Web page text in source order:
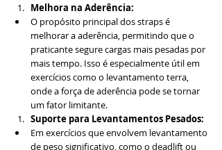
Melhora na Aderência:
O propósito principal dos straps é
melhorar a aderência, permitindo que o
praticante segure cargas mais pesadas por
mais tempo. Isso é especialmente útil em
exercícios como o levantamento terra,
onde a força de aderência pode se tornar
um fator limitante.
Suporte para Levantamentos Pesados:
Em exercícios que envolvem levantamento
de peso significativo, como o deadlift ou